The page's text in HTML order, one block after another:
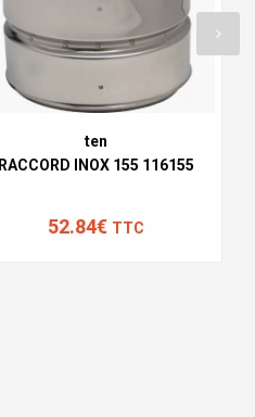
ten
RACCORD INOX 155 116155
52.84€ TTC